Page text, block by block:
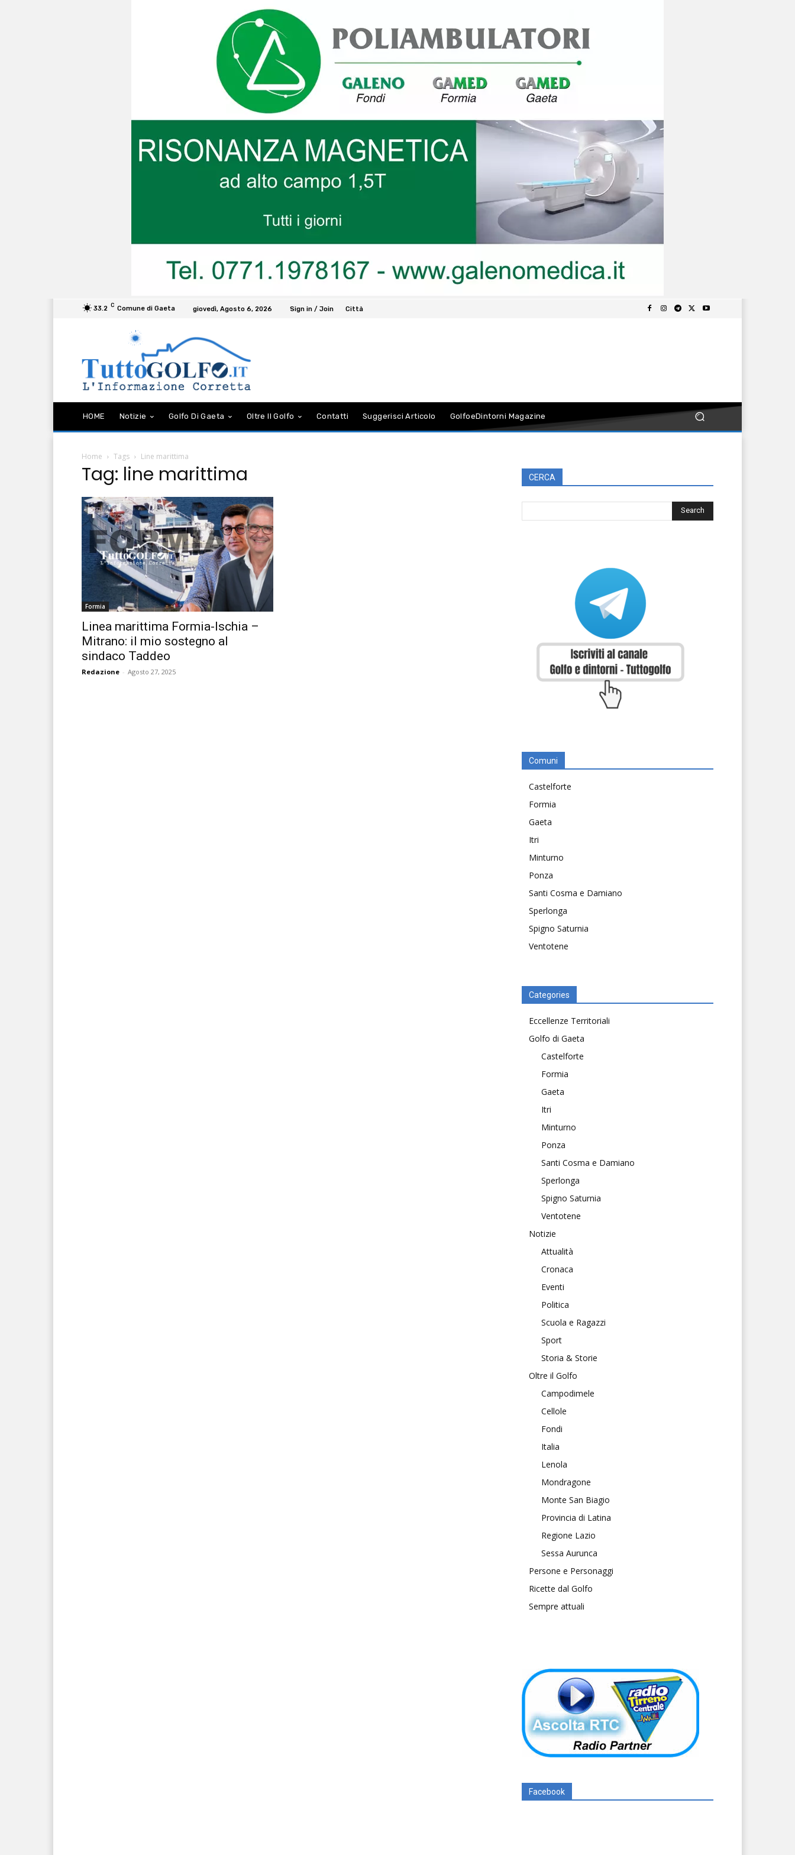
33.2 C Comune di Gaeta giovedì, Agosto 6, 2026 Sign in / Join Città
HOME Notizie Golfo Di Gaeta Oltre Il Golfo Contatti Suggerisci Articolo GolfoeDintorni Magazine
Home Tags Line marittima
Tag: line marittima
Formia
Linea marittima Formia-Ischia –
Mitrano: il mio sostegno al
sindaco Taddeo
Redazione - Agosto 27, 2025
CERCA
Comuni
Castelforte
Formia
Gaeta
Itri
Minturno
Ponza
Santi Cosma e Damiano
Sperlonga
Spigno Saturnia
Ventotene
Categories
Eccellenze Territoriali
Golfo di Gaeta
Castelforte
Formia
Gaeta
Itri
Minturno
Ponza
Santi Cosma e Damiano
Sperlonga
Spigno Saturnia
Ventotene
Notizie
Attualità
Cronaca
Eventi
Politica
Scuola e Ragazzi
Sport
Storia & Storie
Oltre il Golfo
Campodimele
Cellole
Fondi
Italia
Lenola
Mondragone
Monte San Biagio
Provincia di Latina
Regione Lazio
Sessa Aurunca
Persone e Personaggi
Ricette dal Golfo
Sempre attuali
Facebook